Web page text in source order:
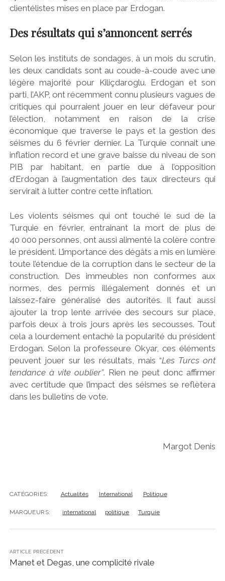
clientélistes mises en place par Erdogan.
Des résultats qui s’annoncent serrés
Selon les instituts de sondages, à un mois du scrutin,
les deux candidats sont au coude-à-coude avec une
légère majorité pour Kiliçdaroglu. Erdogan et son
parti, l’AKP, ont récemment connu plusieurs vagues de
critiques qui pourraient jouer en leur défaveur pour
l’élection, notamment en raison de la crise
économique que traverse le pays et la gestion des
séismes du 6 février dernier. La Turquie connait une
inflation record et une grave baisse du niveau de son
PIB par habitant, en partie due à l’opposition
d’Erdogan à l’augmentation des taux directeurs qui
servirait à lutter contre cette inflation.
Les violents séismes qui ont touché le sud de la
Turquie en février, entrainant la mort de plus de
40 000 personnes, ont aussi alimenté la colère contre
le président. L’importance des dégâts a mis en lumière
toute l’étendue de la corruption dans le secteur de la
construction. Des immeubles non conformes aux
normes, des permis illégalement donnés et un
laissez-faire généralisé des autorités. Il faut aussi
ajouter la trop lente arrivée des secours sur place,
parfois deux à trois jours après les secousses. Tout
cela a lourdement entaché la popularité du président
Erdogan. Selon la professeure Okyar, ces éléments
peuvent jouer sur les résultats, mais “Les Turcs ont
tendance à vite oublier”. Rien ne peut donc affirmer
avec certitude que l’impact des séismes se reflètera
dans les bulletins de vote.
Margot Denis
CATÉGORIES: Actualités International Politique
MARQUEURS: international politique Turquie
ARTICLE PRÉCÉDENT
Manet et Degas, une complicité rivale